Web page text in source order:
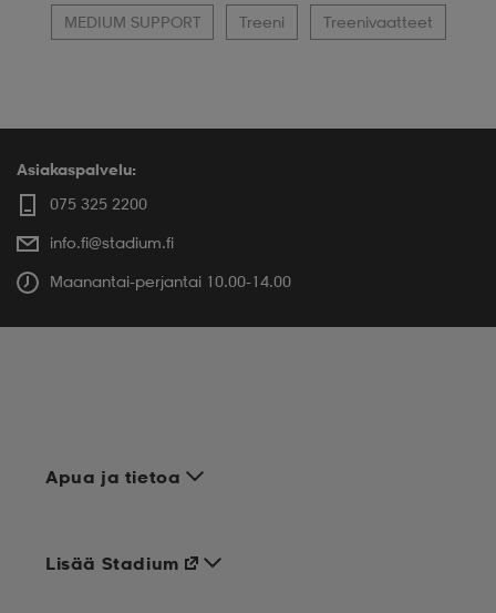
MEDIUM SUPPORT Treeni Treenivaatteet
Asiakaspalvelu:
075 325 2200
info.fi@stadium.fi
Maanantai-perjantai 10.00-14.00
Apua ja tietoa
Lisää Stadium